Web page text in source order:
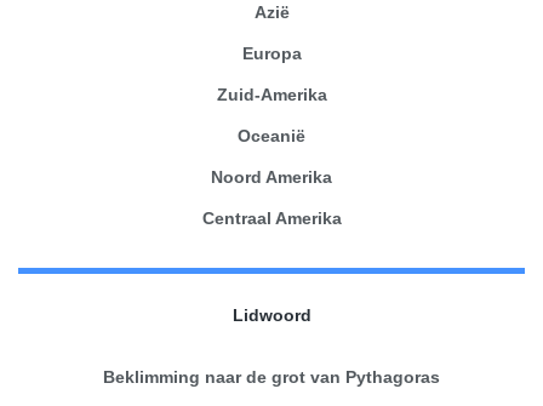
Azië
Europa
Zuid-Amerika
Oceanië
Noord Amerika
Centraal Amerika
Lidwoord
Beklimming naar de grot van Pythagoras